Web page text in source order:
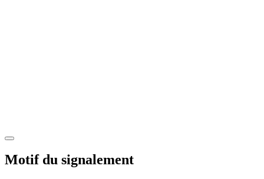
Motif du signalement